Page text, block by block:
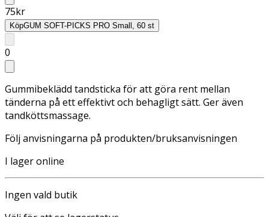
75kr
KöpGUM SOFT-PICKS PRO Small, 60 st
0
Gummibeklädd tandsticka för att göra rent mellan
tänderna på ett effektivt och behagligt sätt. Ger även
tandköttsmassage.
Följ anvisningarna på produkten/bruksanvisningen
I lager online
Ingen vald butik